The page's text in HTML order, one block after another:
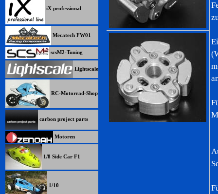
iX professional
Mecatech FW01
scsM2-Tuning
Lightscale
RC-Motorrad-Shop
carbon project parts
Motoren
1/8 Side Car F1
1/10